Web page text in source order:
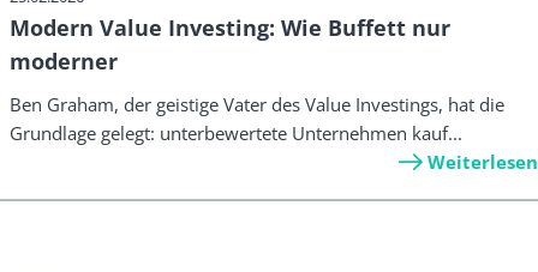
Modern Value Investing: Wie Buffett nur
moderner
Ben Graham, der geistige Vater des Value Investings, hat die
Grundlage gelegt: unterbewertete Unternehmen kauf...
Weiterlesen